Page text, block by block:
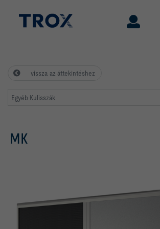
vissza az áttekintéshez
Egyéb Kulisszák
MK